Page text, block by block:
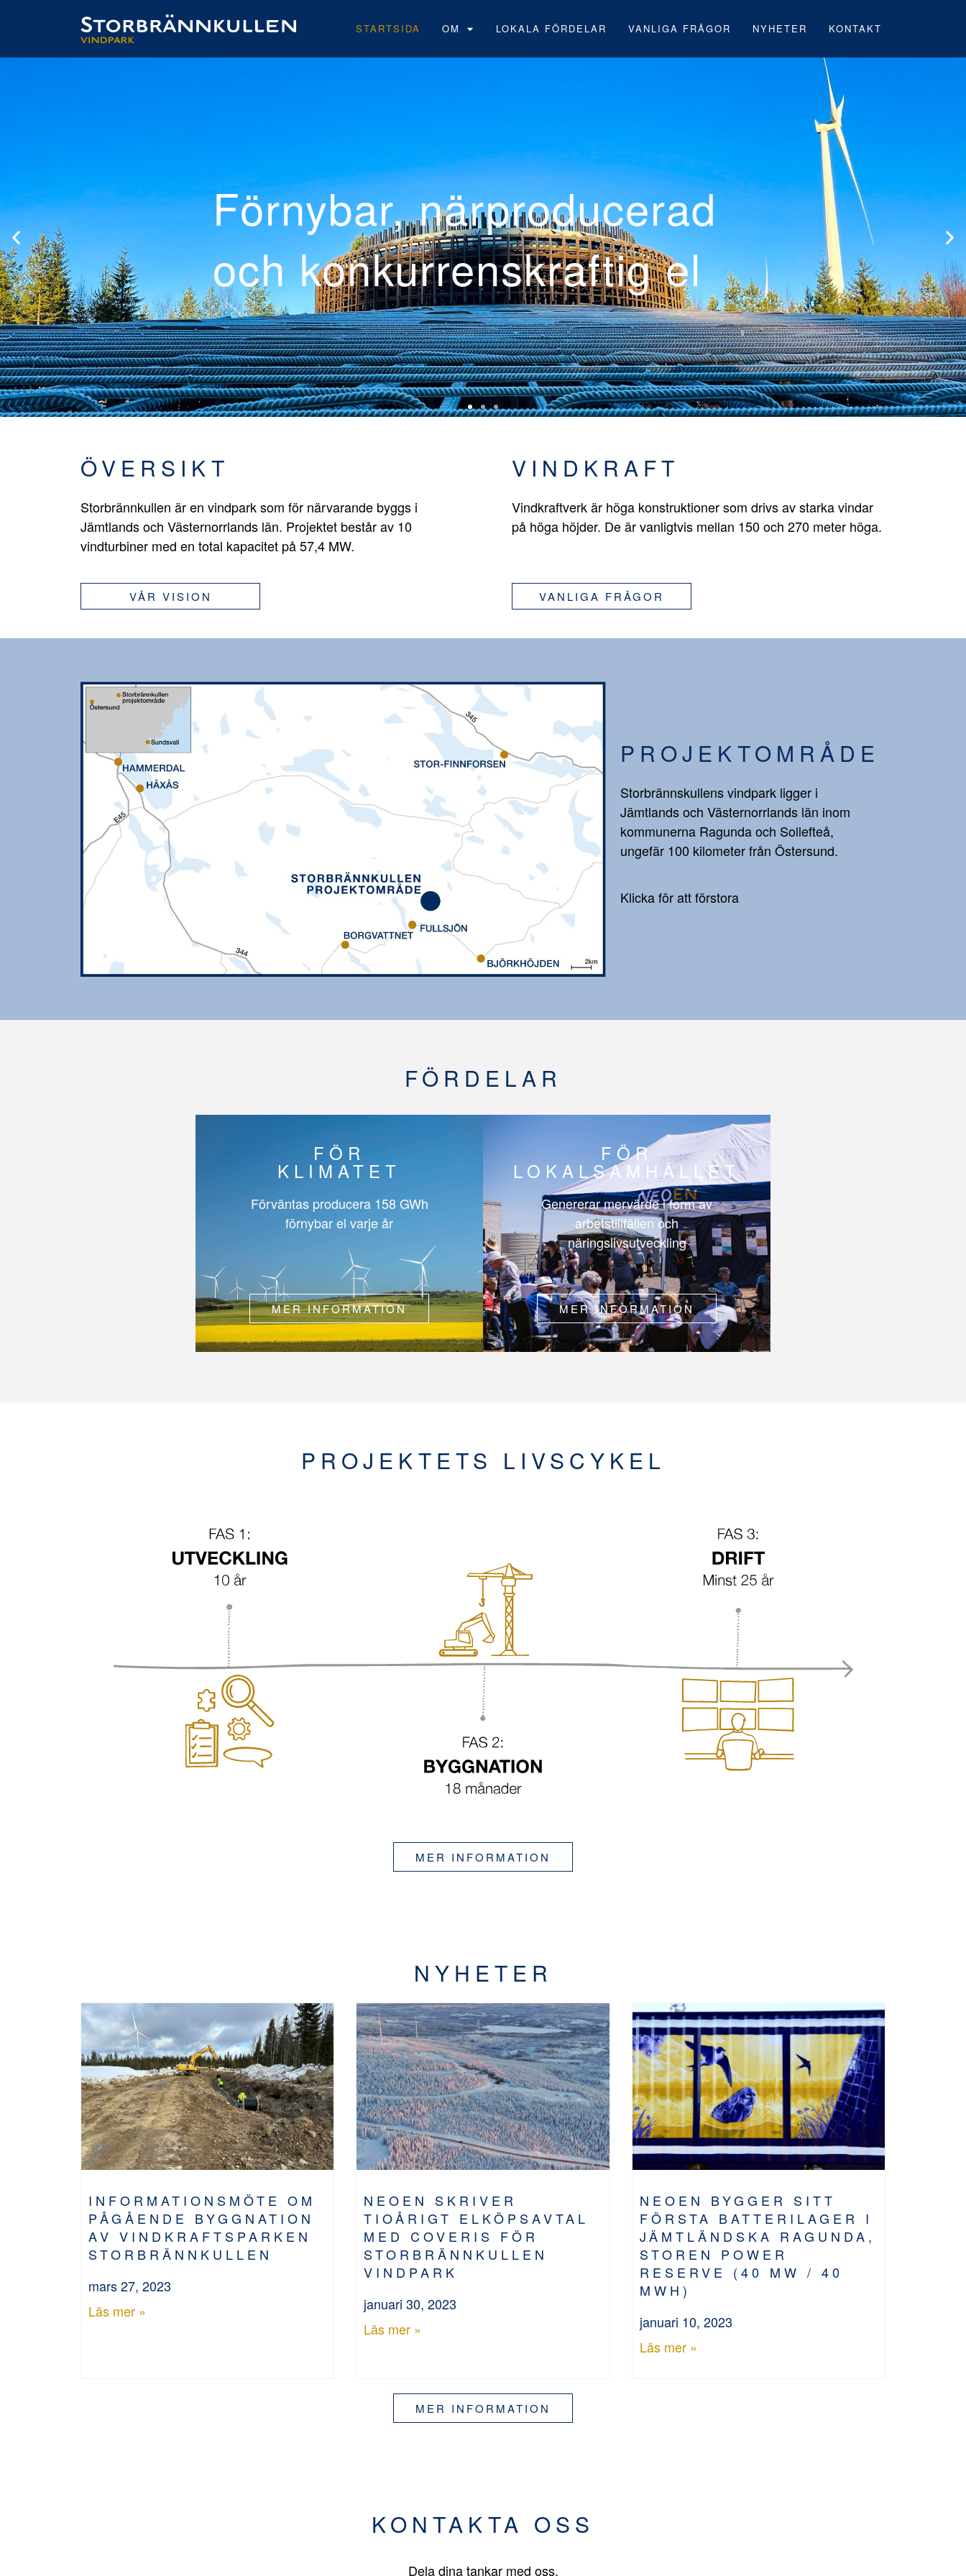
STARTSIDA OM LOKALA FÖRDELAR VANLIGA FRÅGOR NYHETER KONTAKT
el
Neoens första
vindpark under
ÖVERSIKT
Storbrännkullen är en vindpark som för närvarande byggs i
Jämtlands och Västernorrlands län. Projektet består av 10
vindturbiner med en total kapacitet på 57,4 MW.
VÅR VISION
VINDKRAFT
Vindkraftverk är höga konstruktioner som drivs av starka vindar
på höga höjder. De är vanligtvis mellan 150 och 270 meter höga.
VANLIGA FRÅGOR
PROJEKTOMRÅDE
Storbrännskullens vindpark ligger i
Jämtlands och Västernorrlands län inom
kommunerna Ragunda och Sollefteå,
ungefär 100 kilometer från Östersund.
Klicka för att förstora
FÖRDELAR
FÖR
KLIMATET
Förväntas producera158 GWh
förnybar el varje år
MER INFORMATION
FÖR
LOKALSAMHÄLLET
Genererar mervärde i form av
arbetstillfällen och
näringslivsutveckling
MER INFORMATION
PROJEKTETS LIVSCYKEL
MER INFORMATION
NYHETER
INFORMATIONSMÖTE OM
PÅGÅENDE BYGGNATION
AV VINDKRAFTSPARKEN
STORBRÄNNKULLEN
mars 27, 2023
Läs mer »
NEOEN SKRIVER
TIOÅRIGT ELKÖPSAVTAL
MED COVERIS FÖR
STORBRÄNNKULLEN
VINDPARK
januari 30, 2023
Läs mer »
NEOEN BYGGER SITT
FÖRSTA BATTERILAGER I
JÄMTLÄNDSKA RAGUNDA,
STOREN POWER
RESERVE (40 MW / 40
MWH)
januari 10, 2023
Läs mer »
MER INFORMATION
KONTAKTA OSS
Dela dina tankar med oss.